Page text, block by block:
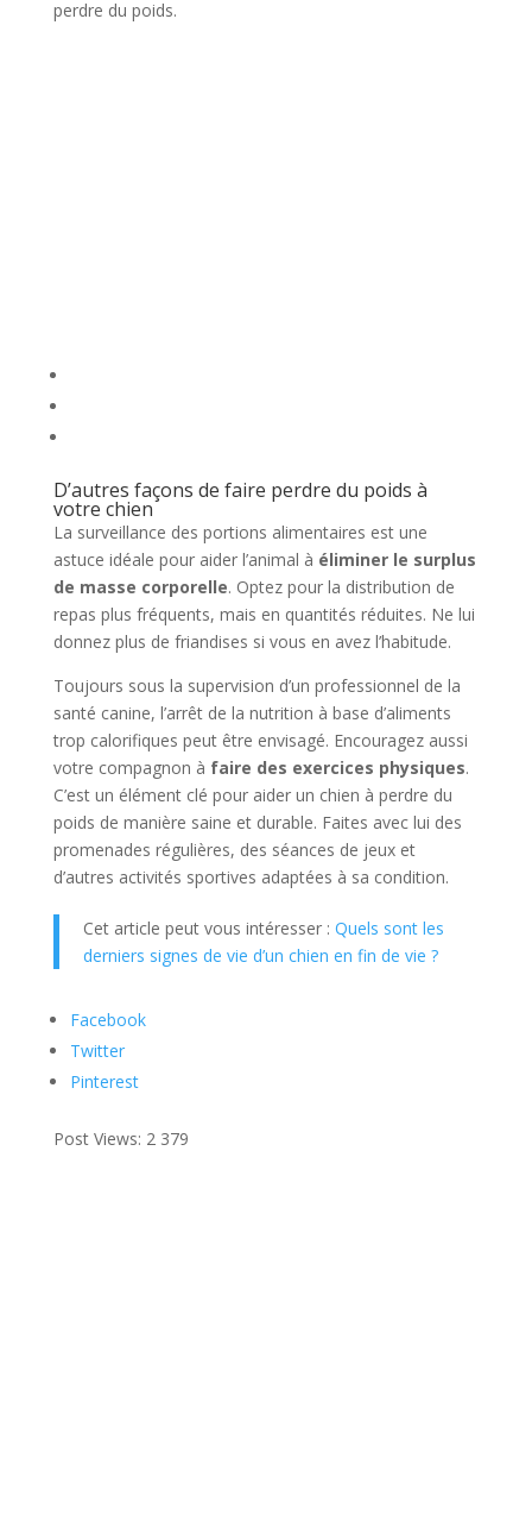
perdre du poids.
D’autres façons de faire perdre du poids à
votre chien
La surveillance des portions alimentaires est une
astuce idéale pour aider l’animal à éliminer le surplus
de masse corporelle. Optez pour la distribution de
repas plus fréquents, mais en quantités réduites. Ne lui
donnez plus de friandises si vous en avez l’habitude.
Toujours sous la supervision d’un professionnel de la
santé canine, l’arrêt de la nutrition à base d’aliments
trop calorifiques peut être envisagé. Encouragez aussi
votre compagnon à faire des exercices physiques.
C’est un élément clé pour aider un chien à perdre du
poids de manière saine et durable. Faites avec lui des
promenades régulières, des séances de jeux et
d’autres activités sportives adaptées à sa condition.
Cet article peut vous intéresser : Quels sont les
derniers signes de vie d’un chien en fin de vie ?
Facebook
Twitter
Pinterest
Post Views: 2 379